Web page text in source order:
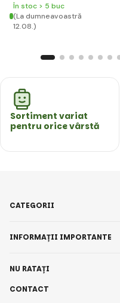
În stoc > 5 buc
(La dumneavoastră
12.08.)
Sortiment variat
pentru orice vârstă
CONTACT
CATEGORII
INFORMAȚII IMPORTANTE
NU RATAȚI